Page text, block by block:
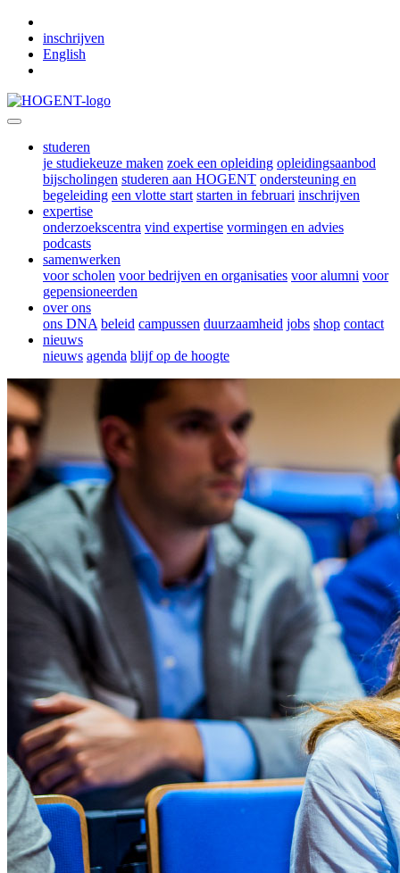
inschrijven
English
studeren
je studiekeuze maken zoek een opleiding opleidingsaanbod
bijscholingen studeren aan HOGENT ondersteuning en
begeleiding een vlotte start starten in februari inschrijven
expertise
onderzoekscentra vind expertise vormingen en advies
podcasts
samenwerken
voor scholen voor bedrijven en organisaties voor alumni voor
gepensioneerden
over ons
ons DNA beleid campussen duurzaamheid jobs shop contact
nieuws
nieuws agenda blijf op de hoogte